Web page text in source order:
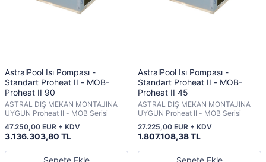
AstralPool Isı Pompası -
Standart Proheat II - MOB-
Proheat II 90
ASTRAL DIŞ MEKAN MONTAJINA
UYGUN Proheat II - MOB Serisi
3.136.303,80 TL
47.250,00 EUR + KDV
Sepete Ekle
AstralPool Isı Pompası -
Standart Proheat II - MOB-
Proheat II 45
ASTRAL DIŞ MEKAN MONTAJINA
UYGUN Proheat II - MOB Serisi
1.807.108,38 TL
27.225,00 EUR + KDV
Sepete Ekle